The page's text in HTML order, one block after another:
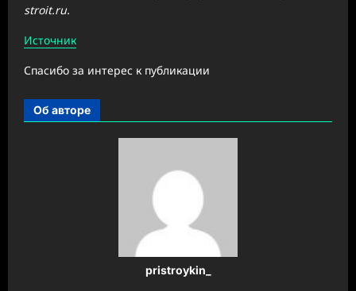
stroit.ru.
Источник
Спасибо за интерес к публикации
Об авторе
pristroykin_